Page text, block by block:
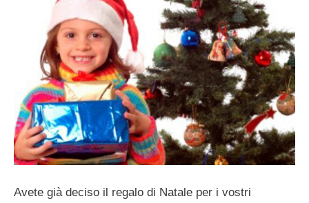
Avete già deciso il regalo di Natale per i vostri